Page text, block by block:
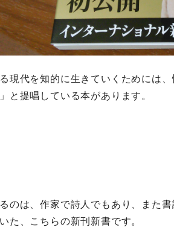
る現代を知的に生きていくためには
と提唱している本があります。
のは、作家で詩人 でもあり、また書
た、こちらの新刊新書です。